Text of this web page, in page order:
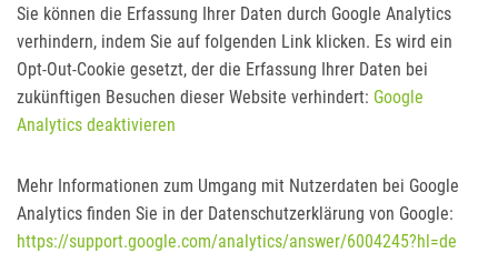
Sie können die Erfassung Ihrer Daten durch Google Analytics
verhindern, indem Sie auf folgenden Link klicken. Es wird ein
Opt-Out-Cookie gesetzt, der die Erfassung Ihrer Daten bei
zukünftigen Besuchen dieser Website verhindert: Google
Analytics deaktivieren
Mehr Informationen zum Umgang mit Nutzerdaten bei Google
Analytics finden Sie in der Datenschutzerklärung von Google:
https://support.google.com/analytics/answer/6004245?hl=de